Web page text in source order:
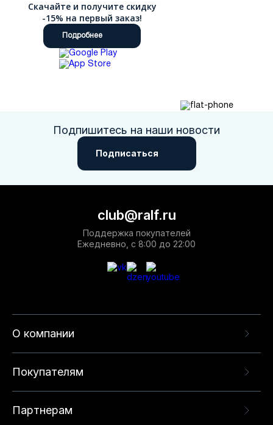
Скачайте и получите скидку
-15% на первый заказ!
Подробнее
Подпишитесь на наши новости
Подписаться
О компании
Покупателям
Партнерам
club@ralf.ru
Поддержка покупателей
Ежедневно, с 8:00 до 22:00